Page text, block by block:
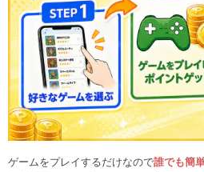
ゲームをプレイするだけなので誰でも簡